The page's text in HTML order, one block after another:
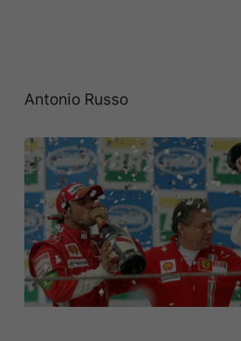
Antonio Russo